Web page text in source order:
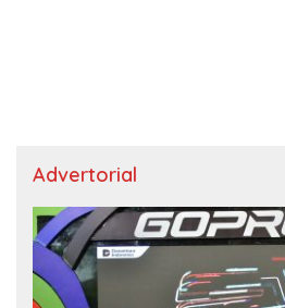
Advertorial